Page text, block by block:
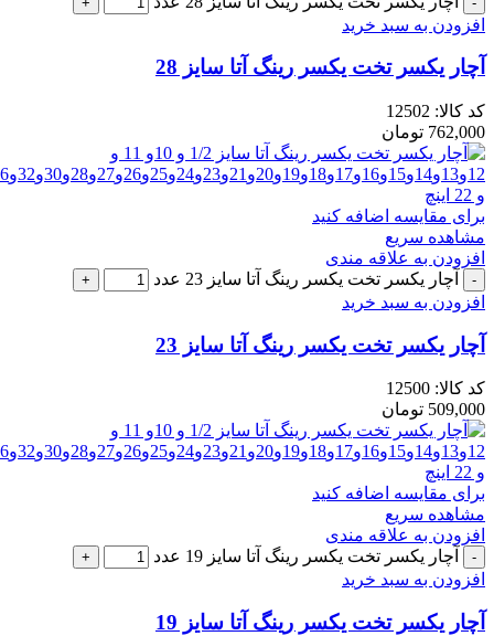
افزودن به سبد خرید
آچار یکسر تخت یکسر رینگ آتا سایز 28
کد کالا: 12502
762,000 تومان
برای مقایسه اضافه کنید
مشاهده سریع
افزودن به علاقه مندی
آچار یکسر تخت یکسر رینگ آتا سایز 23 عدد
افزودن به سبد خرید
آچار یکسر تخت یکسر رینگ آتا سایز 23
کد کالا: 12500
509,000 تومان
برای مقایسه اضافه کنید
مشاهده سریع
افزودن به علاقه مندی
آچار یکسر تخت یکسر رینگ آتا سایز 19 عدد
افزودن به سبد خرید
آچار یکسر تخت یکسر رینگ آتا سایز 19